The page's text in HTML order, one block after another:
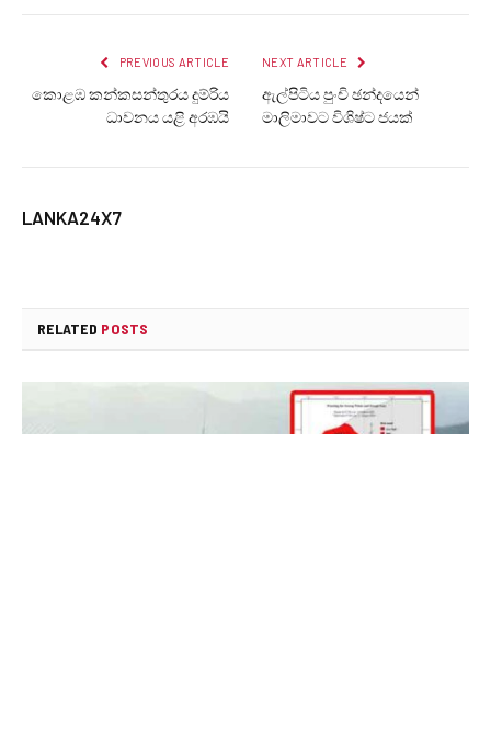
PREVIOUS ARTICLE
කොළඹ කන්කසන්තුරය දුම්රිය
ධාවනය යළි අරඹයි
NEXT ARTICLE
ඇල්පිටිය පුංචි ඡන්දයෙන්
මාලිමාවට විශිෂ්ට ජයක්
LANKA24X7
RELATED POSTS